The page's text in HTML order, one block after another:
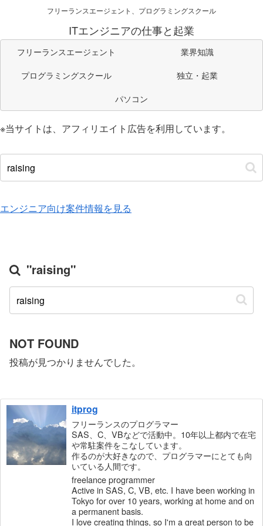
フリーランスエージェント、プログラミングスクール
ITエンジニアの仕事と起業
フリーランスエージェント
業界知識
プログラミングスクール
独立・起業
パソコン
※当サイトは、アフィリエイト広告を利用しています。
エンジニア向け案件情報を見る
"raising"
NOT FOUND
投稿が見つかりませんでした。
itprog
フリーランスのプログラマー
SAS、C、VBなどで活動中。10年以上都内で在宅
や常駐案件をこなしています。
作るのが大好きなので、プログラマーにとても向
いている人間です。
freelance programmer
Active in SAS, C, VB, etc. I have been working in
Tokyo for over 10 years, working at home and on
a permanent basis.
I love creating things, so I'm a great person to be